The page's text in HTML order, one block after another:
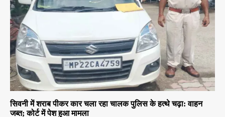
सिवनी में शराब पीकर कार चला रहा चालक पुलिस के हत्थे चढ़ा: वाहन
जब्त; कोर्ट में पेश हुआ मामला